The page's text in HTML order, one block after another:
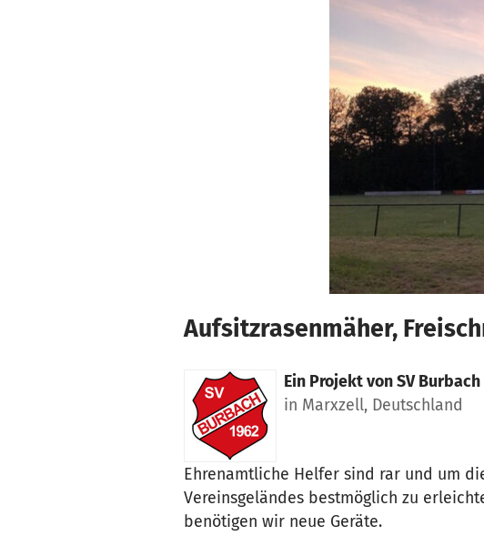
Aufsitzrasenmäher,
Ein Projekt vonSV Burbach
in Marxzell, Deutschland
Ehrenamtliche Helfer sind rar und um
Vereinsgeländes bestmöglich zu
benötigen wir neue Geräte.